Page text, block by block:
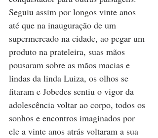
Seguiu assim por longos vinte anos
até que na inauguração de um
supermercado na cidade, ao pegar um
produto na prateleira, suas mãos
pousaram sobre as mãos macias e
lindas da linda Luiza, os olhos se
fitaram e Jobedes sentiu o vigor da
adolescência voltar ao corpo, todos os
sonhos e encontros imaginados por
ele a vinte anos atrás voltaram a sua